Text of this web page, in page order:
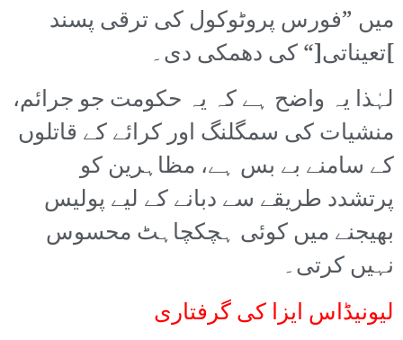
میں ”فورس پروٹوکول کی ترقی پسند
]تعیناتی[“ کی دھمکی دی۔
لہٰذا یہ واضح ہے کہ یہ حکومت جو جرائم،
منشیات کی سمگلنگ اور کرائے کے قاتلوں
کے سامنے بے بس ہے، مظاہرین کو
پرتشدد طریقے سے دبانے کے لیے پولیس
بھیجنے میں کوئی ہچکچاہٹ محسوس
نہیں کرتی۔
لیونیڈاس ایزا کی گرفتاری